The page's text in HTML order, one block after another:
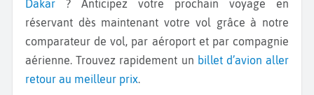
Dakar ? Anticipez votre prochain voyage en
réservant dès maintenant votre vol grâce à notre
comparateur de vol, par aéroport et par compagnie
aérienne. Trouvez rapidement un billet d’avion aller
retour au meilleur prix.